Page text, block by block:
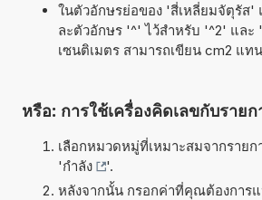
ในตัวอักษรย่อของ 'สี่เหลี่ยมจัตุรัส'
ละตัวอักษร '^' ไว้สำหรับ '^2' และ
เซนติเมตร สามารถเขียน cm2 แท
หรือ: การใช้เครื่องคิดเลขกับรายก
เลือกหมวดหมู่ที่เหมาะสมจากราย
'กำลัง
'.
หลังจากนั้น กรอกค่าที่คุณต้องการแ